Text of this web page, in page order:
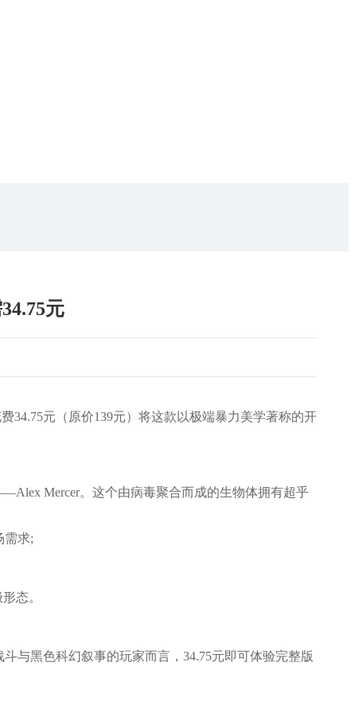
元
元（原价139元）将这款以极端暴力美学著称的开
Mercer。这个由病毒聚合而成的生物体拥有超乎
需求;
态。
黑色科幻叙事的玩家而言，34.75元即可体验完整版